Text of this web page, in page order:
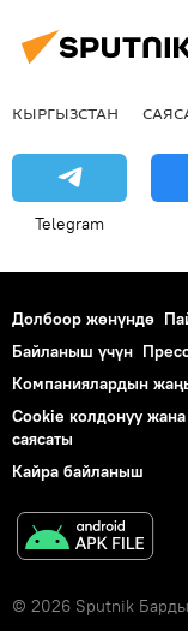
КЫРГЫЗСТАН
Telegram
Долбоор жөнүндө
Байланыш үчүн
Компаниялардын
Cookie колдонуу
саясаты
Кайра байланыш
© 2026 Sputnik